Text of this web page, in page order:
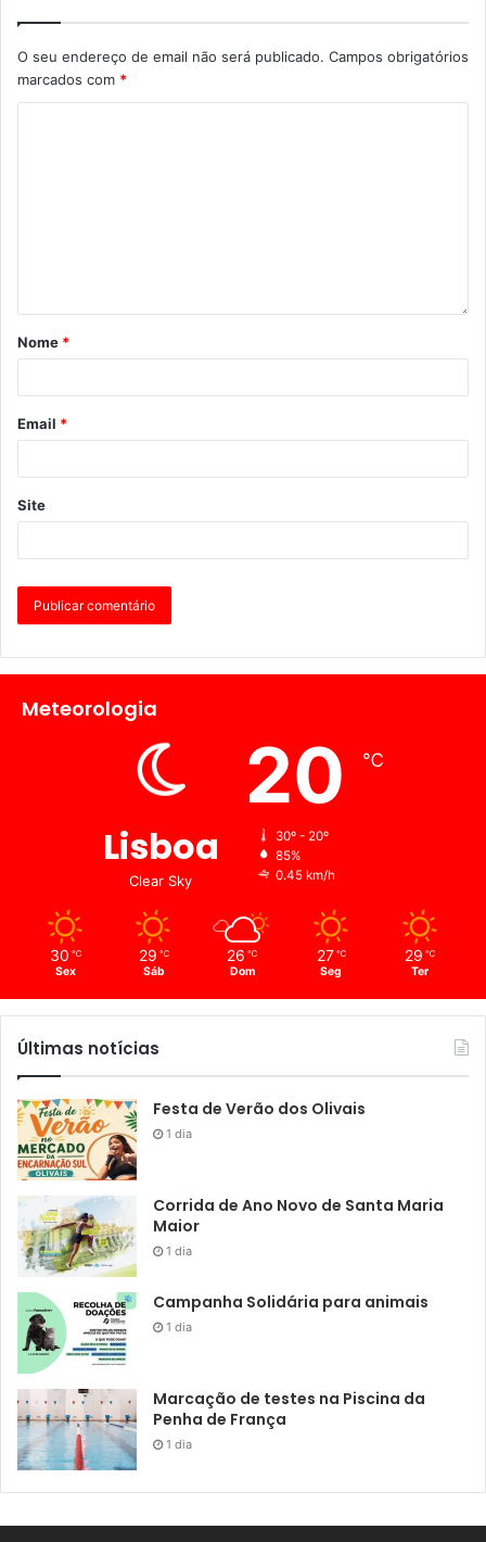
O seu endereço de email não será publicado. Campos obrigatórios
marcados com *
Nome *
Email *
Site
Meteorologia
Lisboa
Clear Sky
20 ℃
30º - 20º
85%
0.45 km/h
30 ℃
Sex
29 ℃
Sáb
26 ℃
Dom
27 ℃
Seg
29 ℃
Ter
Últimas notícias
Festa de Verão dos Olivais
1 dia
Corrida de Ano Novo de Santa Maria
Maior
1 dia
Campanha Solidária para animais
1 dia
Marcação de testes na Piscina da
Penha de França
1 dia